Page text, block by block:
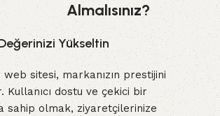
Almalısınız?
Yükseltin
sitesi, markanızın prestijini
Kullanıcı dostu ve çekici bir
sahip olmak, ziyaretçilerinize